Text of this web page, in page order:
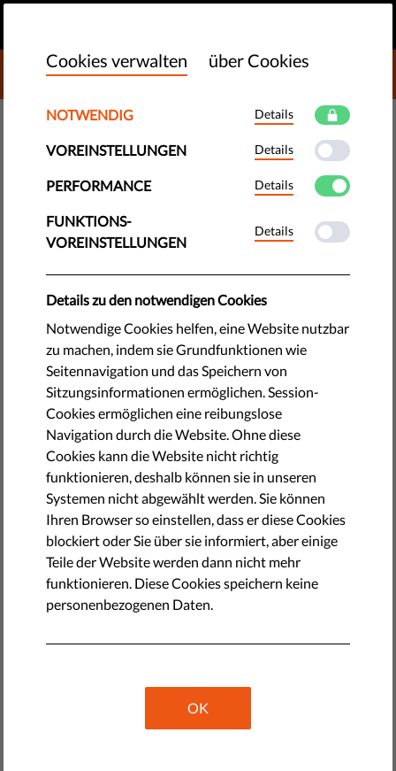
DONATE TO LIBERTIES
DEMOKRATIE & GERECHTIGKEIT
Menschlichkeit ist kein
Verbrechen: Französischer
Flüchtlingshelfer wurde
freigesprochen
Der französische Aktivist Félix Croft wurde in allen Punkten
von der Anklage für die Unterstützung von fünf
sudanesischen Asylsuchenden bei der Überquerung der
Grenze von Italien nach Frankreich freigesprochen.
by Ilaria Giacomi
Mai 04, 2017
Nach derVerhaftung von drei französischen Freiwilligen
vor ein paar Wochen in Ventimiglia , an der Grenze
zwischen Italien und Frankreich, ist die Frage wieder
Thema, ob man das Gesetz brechen darf, um Leben zu
retten.
Diesmal geht es um Félix Croft, einen französischen
Aktivisten, der vor fast einem Jahr verhaftet wurde, weil er
Ein Angriff auf die Solidarität
Cookies verwalten über Cookies
NOTWENDIG Details
VOREINSTELLUNGEN Details
PERFORMANCE Details
FUNKTIONS-
VOREINSTELLUNGEN
Details
Details zu den notwendigen Cookies
Notwendige Cookies helfen, eine Website nutzbar
zu machen, indem sie Grundfunktionen wie
Seitennavigation und das Speichern von
Sitzungsinformationen ermöglichen. Session-
Cookies ermöglichen eine reibungslose
Navigation durch die Website. Ohne diese
Cookies kann die Website nicht richtig
funktionieren, deshalb können sie in unseren
Systemen nicht abgewählt werden. Sie können
Ihren Browser so einstellen, dass er diese Cookies
blockiert oder Sie über sie informiert, aber einige
Teile der Website werden dann nicht mehr
funktionieren. Diese Cookies speichern keine
personenbezogenen Daten.
OK